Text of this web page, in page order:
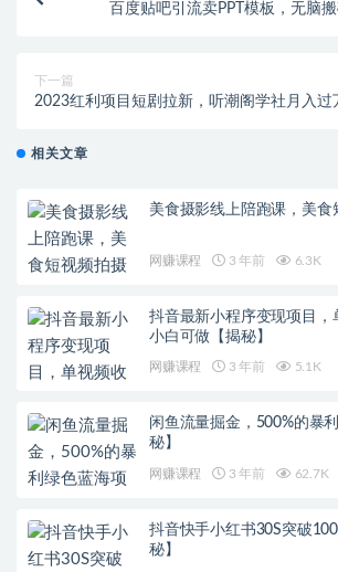
百度贴吧引流卖PPT模板，无脑
下一篇
2023红利项目短剧拉新，听潮阁学社月入过
相关文章
美食摄影线上陪跑课，美食
网赚课程 3 年前 6.3K
抖音最新小程序变现项目，
小白可做【揭秘】
网赚课程 3 年前 5.1K
闲鱼流量掘金，500%的暴
秘】
网赚课程 3 年前 62.7K
抖音快手小红书30S突破
秘】